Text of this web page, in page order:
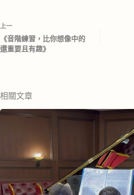
上一
《音階練習，比你想像中的
還重要且有趣》
相關文章